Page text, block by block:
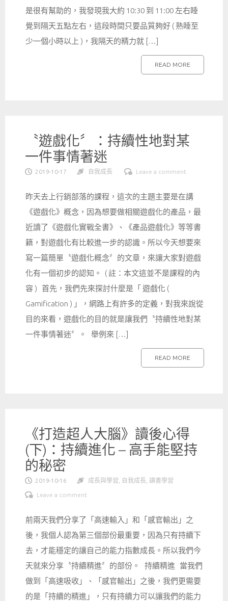
是很有幫助的，我發現我大約 10:30 到 11:00 左右睡
覺到隔天五點左右，這段時間只要品質夠好 ( 熟睡至
少一個小時以上 )，我隔天的精力就 […]
READ MORE
〝遊戲化〞：持續性地對某
一件事情著迷
2019-10-17 自我成長 Leave a comment
昨天去上行銷部落的課程，這次的主題主要是在講
《遊戲化》概念，因為想要做相關遊戲化的產品，最
近讀了《遊戲化實戰全書》、《產品遊戲化》等等書
籍，對遊戲化有比較進一步的認識。所以今天想要來
寫一篇簡單〝遊戲化概念〞的文章，來讓大家對遊戲
化有一個初步的認知。 ( 註：本文這並不是課程的內
容 ) 首先，我們先來探討什麼是「 遊戲化 (
Gamification ) 」，網路上有許多的定義，對我來說從
目的來看，遊戲化的目的就是讓我們〝持續性地對某
一件事情著迷〞。 舉例來 […]
READ MORE
《打造超人大腦》讀後心得
(下)：持續進化 – 高手能堅持
的秘密
2019-10-16 成長與學習 自我成長 讀書學習
Leave a comment
前兩天我們分享了「高速輸入」和「感官輸出」之
後，我個人認為第三個部份最重要，因為只有持續下
去，才能穩定的讓自己的能力指數成長。所以我們今
天就來分享〝持續精進〞的部份。 持續精進 當我們
做到「高速吸收」、「感官輸出」之後，我們更需要
的是「持續的精進」，只有持續力可以讓我們的能力